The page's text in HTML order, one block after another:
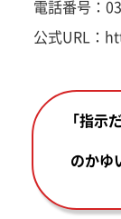
電話番号：
公式URL：
「指示
のかゆ